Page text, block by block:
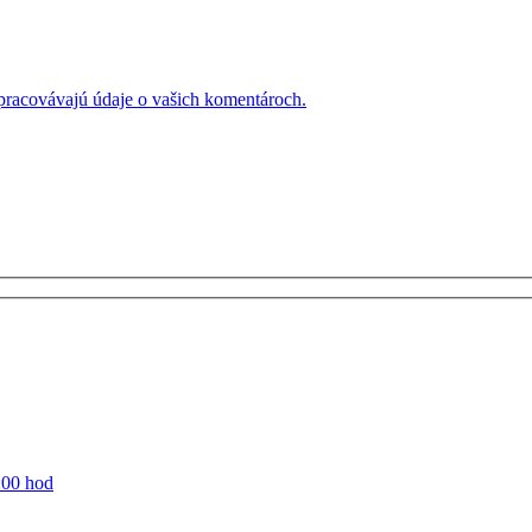
údaje o vašich komentároch.
hod